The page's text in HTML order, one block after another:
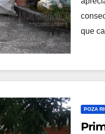
que
POZA